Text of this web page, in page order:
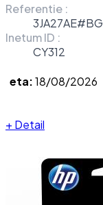
Referentie :
Inetum ID :
CY312
eta:18/08/2026
+ Detail